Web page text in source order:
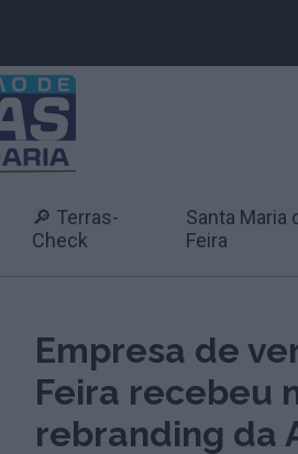
🔎 Terras-
Check
Santa Maria
Feira
Empresa de
Feira recebeu
rebranding da